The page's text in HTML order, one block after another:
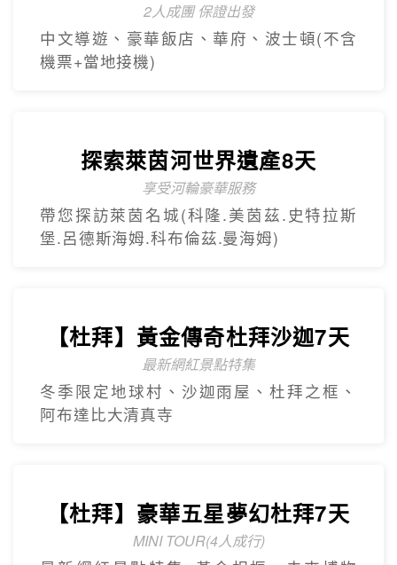
2人成團 保證出發
中文導遊、豪華飯店、華府、波士頓(不含
機票+當地接機)
探索萊茵河世界遺產8天
享受河輪豪華服務
帶您探訪萊茵名城(科隆.美茵茲.史特拉斯
堡.呂德斯海姆.科布倫茲.曼海姆)
【杜拜】黃金傳奇杜拜沙迦7天
最新網紅景點特集
冬季限定地球村、沙迦⾬屋、杜拜之框、
阿布達比大清真寺
【杜拜】豪華五星夢幻杜拜7天
MINI TOUR(4人成行)